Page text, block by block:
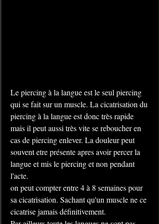
Le piercing à la langue est le seul piercing
qui se fait sur un muscle. La cicatrisation du
piercing à la langue est donc très rapide
mais il peut aussi très vite se reboucher en
cas de piercing enlever. La douleur peut
souvent etre présente apres avoir percer la
langue et mis le piercing et non pendant
l'acte.
on peut compter entre 4 à 8 semaines pour
sa cicatrisation. Sachant qu'un muscle ne ce
cicatrise jamais définitivement.